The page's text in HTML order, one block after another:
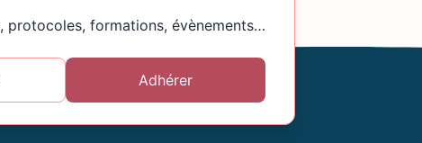
protocoles, formations, évènements…
Adhérer